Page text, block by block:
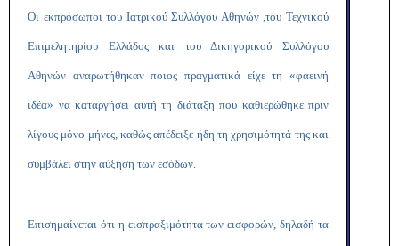
Οι εκπρόσωποι του Ιατρικού Συλλόγου Αθηνών ,του Τεχνικού
Επιμελητηρίου Ελλάδος και του Δικηγορικού Συλλόγου
Αθηνών αναρωτήθηκαν ποιος πραγματικά είχε τη «φαεινή
ιδέα» να καταργήσει αυτή τη διάταξη που καθιερώθηκε πριν
λίγους μόνο μήνες, καθώς απέδειξε ήδη τη χρησιμότητά της και
συμβάλει στην αύξηση των εσόδων.
Επισημαίνεται ότι η εισπραξιμότητα των εισφορών, δηλαδή τα